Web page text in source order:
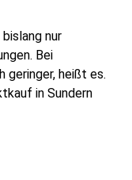
nur
Bei
geringer, heißt es.
in Sundern